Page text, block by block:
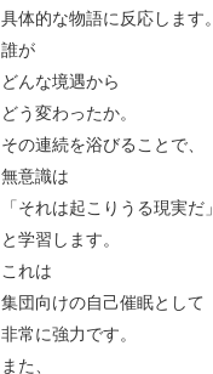
具体的な物語に反応します。
誰が
どんな境遇から
どう変わったか。
その連続を浴びることで、
無意識は
「それは起こりうる現実だ」
と学習します。
これは
集団向けの自己催眠として
非常に強力です。
また、